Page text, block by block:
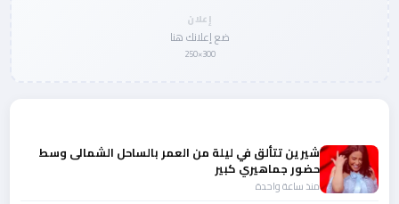
إعلان
ضع إعلانك هنا
300×250
شيرين تتألق في ليلة من العمر بالساحل الشمالى وسط
حضور جماهيري كبير
منذ ساعة واحدة